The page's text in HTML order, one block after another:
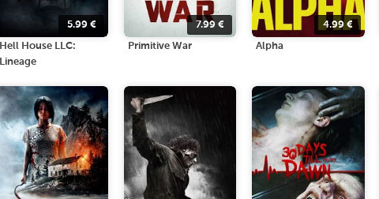
5.99€
Hell House LLC:
Lineage
7.99 €
Primitive War
4.99€
Alpha